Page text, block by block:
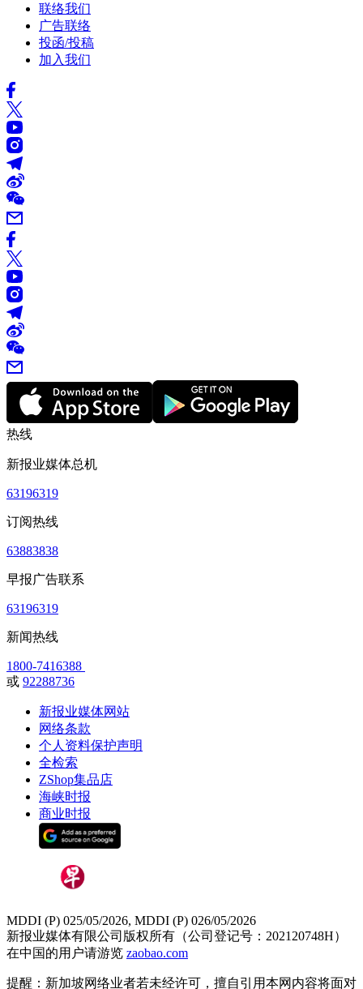
联络我们
广告联络
投函/投稿
加入我们
热线
新报业媒体总机
63196319
订阅热线
63883838
早报广告联系
63196319
新闻热线
1800-7416388
或 92288736
新报业媒体网站
网络条款
个人资料保护声明
全检索
ZShop集品店
海峡时报
商业时报
MDDI (P) 025/05/2026, MDDI (P) 026/05/2026
新报业媒体有限公司版权所有（公司登记号：202120748H）
在中国的用户请游览 zaobao.com
提醒：新加坡网络业者若未经许可，擅自引用本网内容将面对